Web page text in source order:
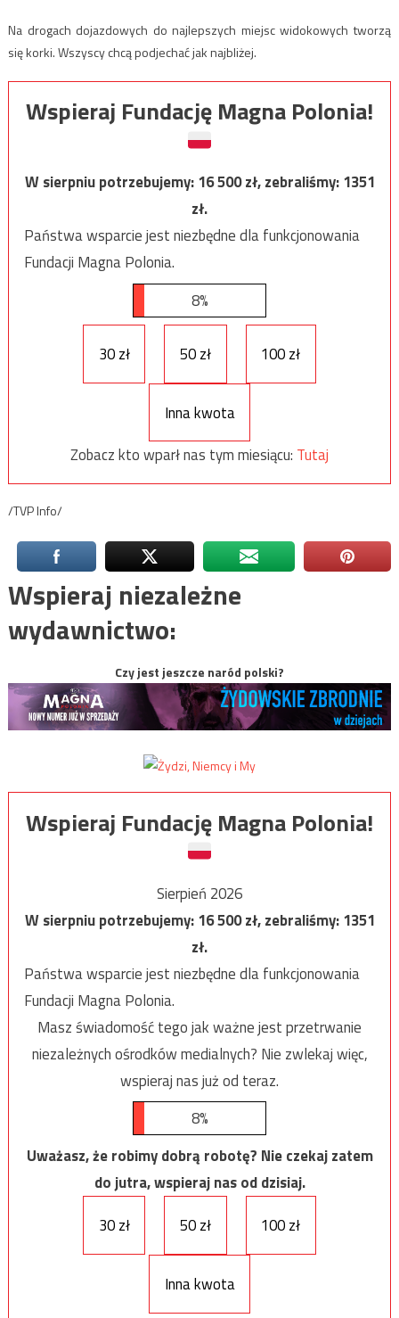
Na drogach dojazdowych do najlepszych miejsc widokowych tworzą
się korki. Wszyscy chcą podjechać jak najbliżej.
Wspieraj Fundację Magna Polonia!
W sierpniu potrzebujemy:16 500zł, zebraliśmy:1351
zł.
Państwa wsparcie jest niezbędne dla funkcjonowania
Fundacji Magna Polonia.
8%
30 zł 50 zł 100 zł
Inna kwota
Zobacz kto wparł nas tym miesiącu: Tutaj
/TVP Info/
Wspieraj niezależne
wydawnictwo:
Czy jest jeszcze naród polski?
Wspieraj Fundację Magna Polonia!
Sierpień 2026
W sierpniu potrzebujemy:16 500zł, zebraliśmy:1351
zł.
Państwa wsparcie jest niezbędne dla funkcjonowania
Fundacji Magna Polonia.
Masz świadomość tego jak ważne jest przetrwanie
niezależnych ośrodków medialnych? Nie zwlekaj więc,
wspieraj nas już od teraz.
8%
Uważasz, że robimy dobrą robotę? Nie czekaj zatem
do jutra, wspieraj nas od dzisiaj.
30 zł
50 zł 100 zł
Inna kwota